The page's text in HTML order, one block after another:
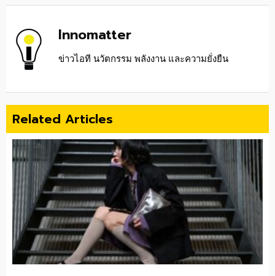
Innomatter
ข่าวไอที นวัตกรรม พลังงาน และความยั่งยืน
Related Articles